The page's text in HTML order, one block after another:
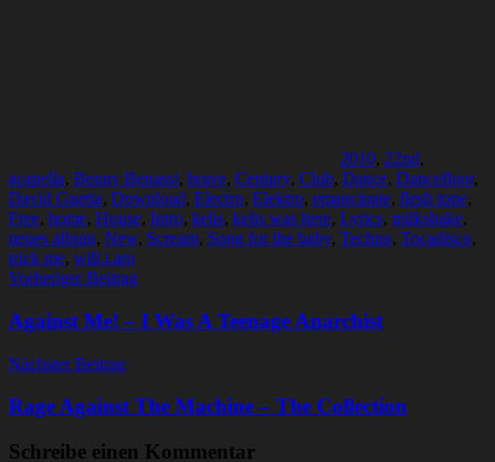
2010, 22nd,
acapella, Benny Benassi, brave, Century, Club, Dance, Dancefloor,
David Guetta, Download, Electro, Elektro, emancipate, flesh tone,
Free, home, House, Intro, kelis, kelis was here, Lyrics, milkshake,
neues album, New, Scream, Song for the baby, Techno, Tocadisco,
trick me, will.i.am
Beitragsnavigation
Vorheriger Beitrag
Against Me! – I Was A Teenage Anarchist
Nächster Beitrag
Rage Against The Machine – The Collection
Schreibe einen Kommentar